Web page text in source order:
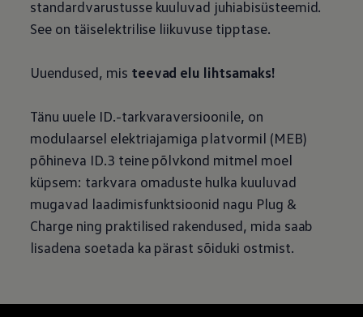
standardvarustusse kuuluvad juhiabisüsteemid.
See on täiselektrilise liikuvuse tipptase.
Uuendused, mis teevad elu lihtsamaks!
Tänu uuele ID.-tarkvaraversioonile, on
modulaarsel elektriajamiga platvormil (MEB)
põhineva ID.3 teine põlvkond mitmel moel
küpsem: tarkvara omaduste hulka kuuluvad
mugavad laadimisfunktsioonid nagu Plug &
Charge ning praktilised rakendused, mida saab
lisadena soetada ka pärast sõiduki ostmist.